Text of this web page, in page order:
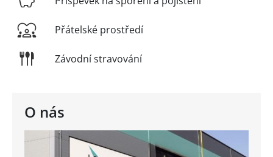
O nás
Přátelské prostředí
Závodní stravování